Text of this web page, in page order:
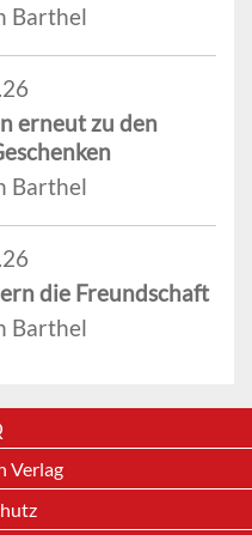
Barthel
erneut zu den
Barthel
die Freundschaft
Barthel
Verlag